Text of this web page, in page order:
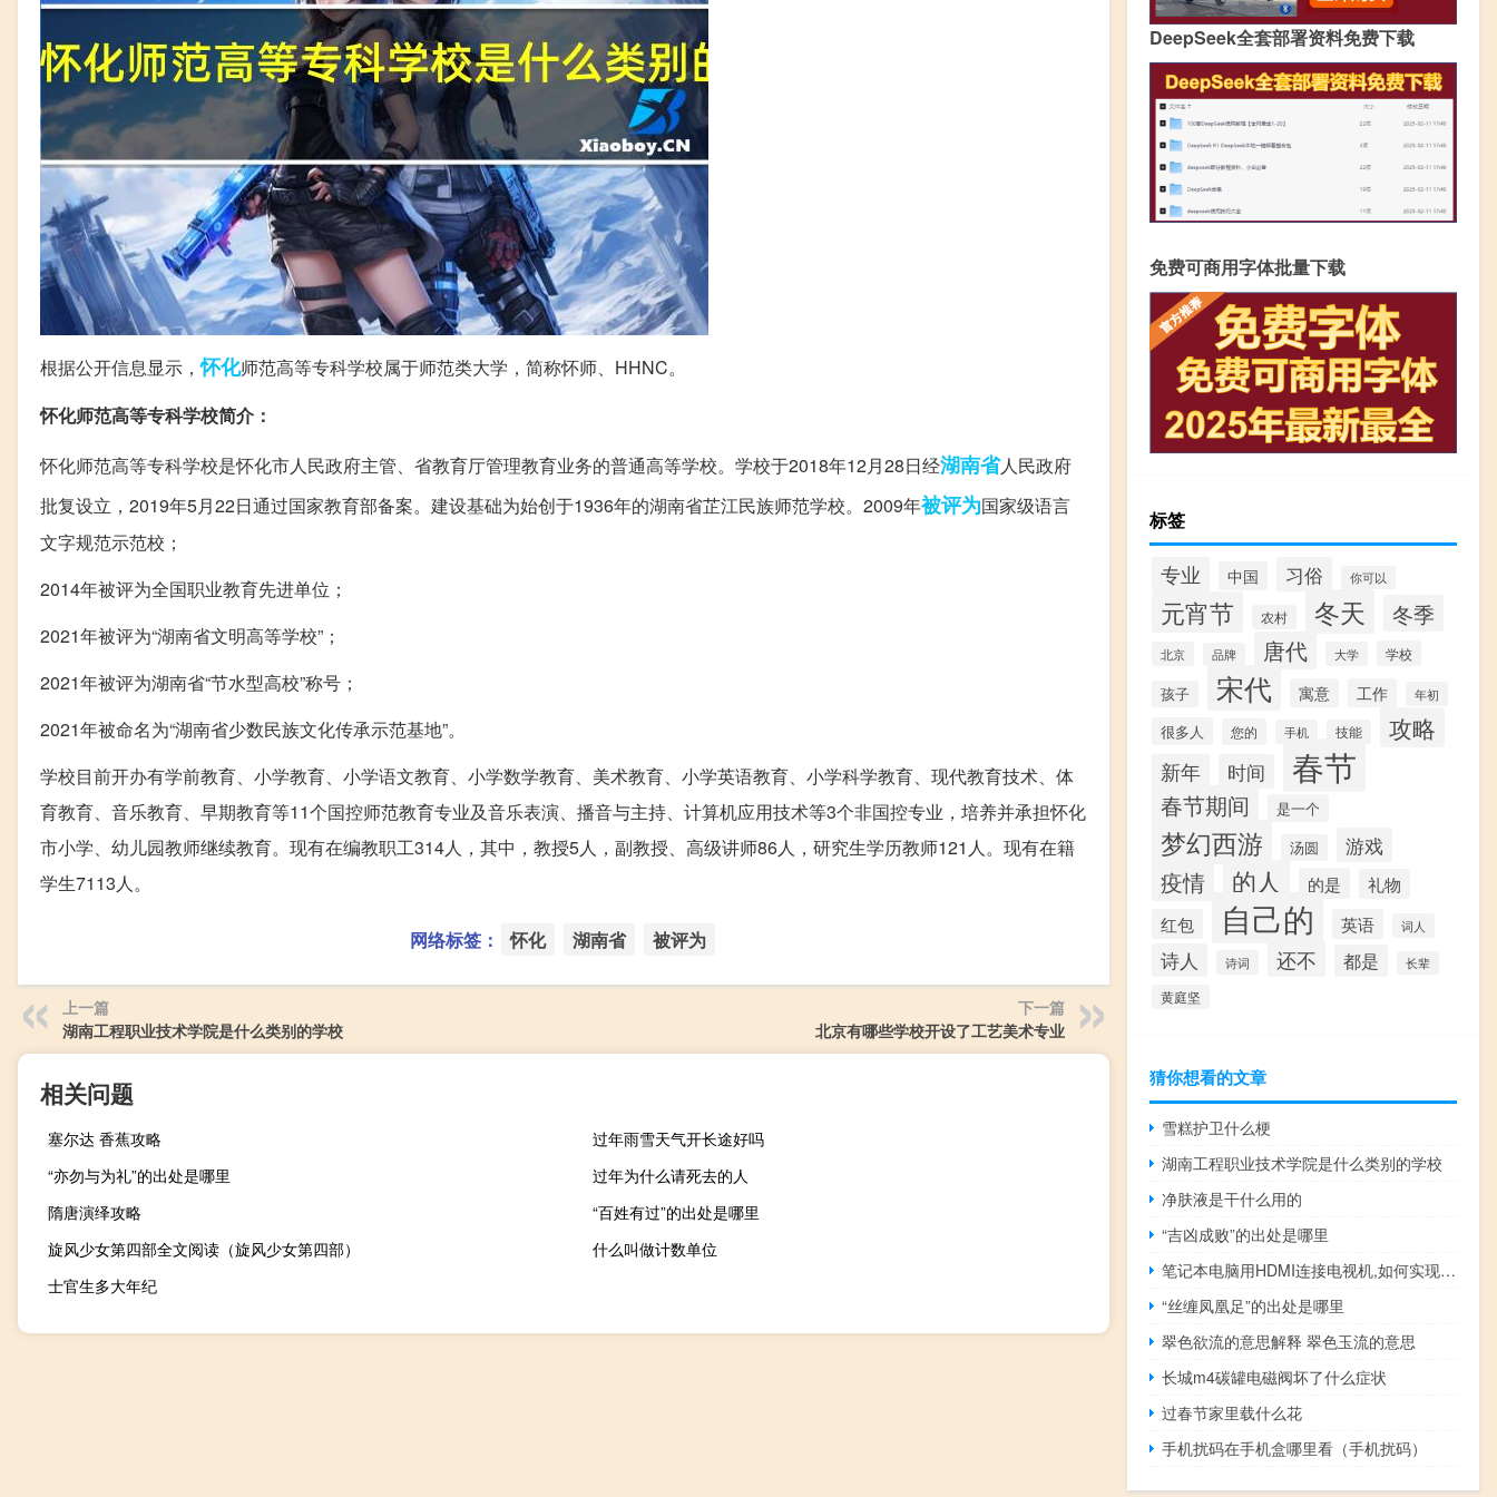
根据公开信息显示，怀化师范高等专科学校属于师范类大学，简称怀师、HHNC。
怀化师范高等专科学校简介：
怀化师范高等专科学校是怀化市人民政府主管、省教育厅管理教育业务的普通高等学校。学校于2018年12月28日经湖南省人民政府
批复设立，2019年5月22日通过国家教育部备案。建设基础为始创于1936年的湖南省芷江民族师范学校。2009年被评为国家级语言
文字规范示范校；
2014年被评为全国职业教育先进单位；
2021年被评为“湖南省文明高等学校”；
2021年被评为湖南省“节水型高校”称号；
2021年被命名为“湖南省少数民族文化传承示范基地”。
学校目前开办有学前教育、小学教育、小学语文教育、小学数学教育、美术教育、小学英语教育、小学科学教育、现代教育技术、体
育教育、音乐教育、早期教育等11个国控师范教育专业及音乐表演、播音与主持、计算机应用技术等3个非国控专业，培养并承担怀化
市小学、幼儿园教师继续教育。现有在编教职工314人，其中，教授5人，副教授、高级讲师86人，研究生学历教师121人。现有在籍
学生7113人。
网络标签： 怀化 湖南省 被评为
上一篇
湖南工程职业技术学院是什么类别的学校
下一篇
北京有哪些学校开设了工艺美术专业
相关问题
塞尔达 香蕉攻略
过年雨雪天气开长途好吗
“亦勿与为礼”的出处是哪里
过年为什么请死去的人
隋唐演绎攻略
“百姓有过”的出处是哪里
旋风少女第四部全文阅读（旋风少女第四部）
什么叫做计数单位
士官生多大年纪
DeepSeek全套部署资料免费下载
免费可商用字体批量下载
标签
专业 中国 习俗 你可以
元宵节 农村 冬天 冬季
北京 品牌 唐代 大学 学校
孩子 宋代 寓意 工作 年初
很多人 您的 手机 技能 攻略
新年 时间 春节
春节期间 是一个
梦幻西游 汤圆 游戏
疫情 的人 的是
礼物
红包
自己的 英语 词人
诗人 诗词 还不 都是 长辈
黄庭坚
猜你想看的文章
雪糕护卫什么梗
湖南工程职业技术学院是什么类别的学校
净肤液是干什么用的
“吉凶成败”的出处是哪里
笔记本电脑用HDMI连接电视机,如何实现分屏分用 笔记本怎么连接电视
“丝缠凤凰足”的出处是哪里
翠色欲流的意思解释 翠色玉流的意思
长城m4碳罐电磁阀坏了什么症状
过春节家里载什么花
手机扰码在手机盒哪里看（手机扰码）